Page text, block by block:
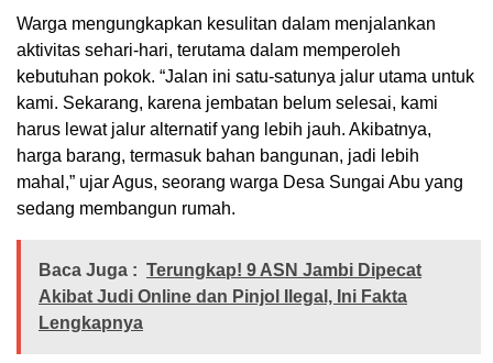
Warga mengungkapkan kesulitan dalam menjalankan
aktivitas sehari-hari, terutama dalam memperoleh
kebutuhan pokok. “Jalan ini satu-satunya jalur utama untuk
kami. Sekarang, karena jembatan belum selesai, kami
harus lewat jalur alternatif yang lebih jauh. Akibatnya,
harga barang, termasuk bahan bangunan, jadi lebih
mahal,” ujar Agus, seorang warga Desa Sungai Abu yang
sedang membangun rumah.
Baca Juga : Terungkap! 9 ASN Jambi Dipecat
Akibat Judi Online dan Pinjol Ilegal, Ini Fakta
Lengkapnya